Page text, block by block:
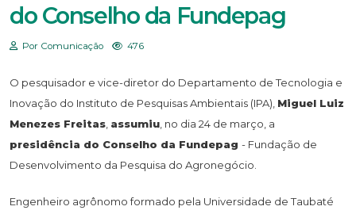
do Conselho da Fundepag
Por Comunicação 476
O pesquisador e vice-diretor do Departamento de Tecnologia e
Inovação do Instituto de Pesquisas Ambientais (IPA), Miguel Luiz
Menezes Freitas assumiu , no dia 24 de março, a
presidência do Conselho da Fundepag - Fundação de
Desenvolvimento da Pesquisa do Agronegócio.
Engenheiro agrônomo formado pela Universidade de Taubaté